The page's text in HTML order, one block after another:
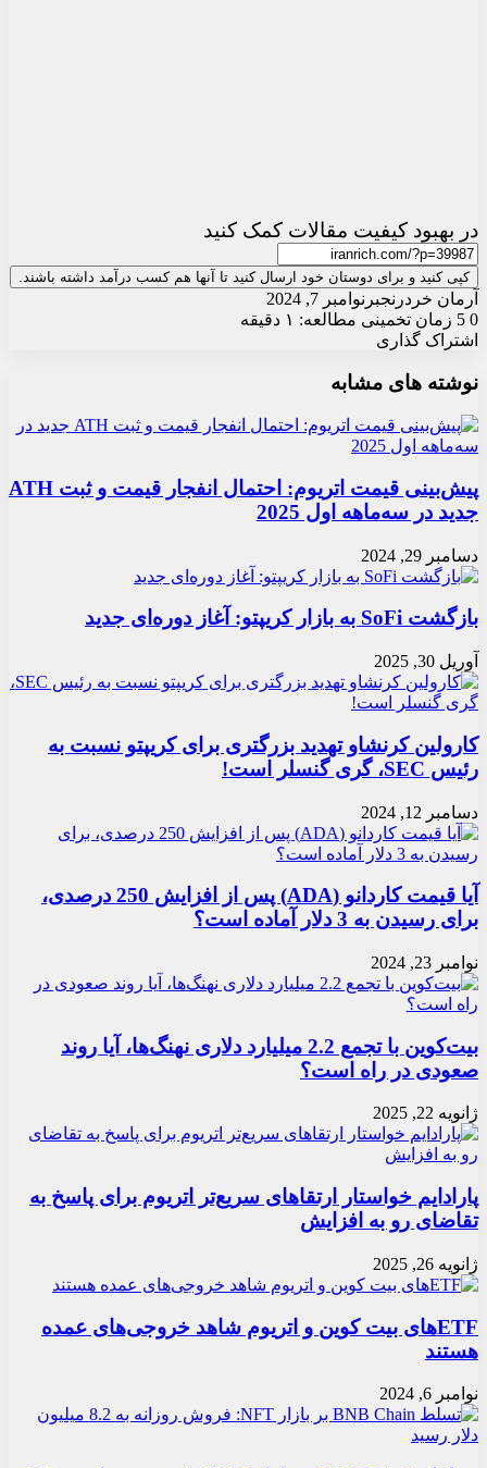
در بهبود کیفیت مقالات کمک کنید
کپی کنید و برای دوستان خود ارسال کنید تا آنها هم کسب درآمد داشته باشند.
آرمان خردرنجبر نوامبر 7, 2024
0
زمان تخمینی مطالعه: ۱ دقیقه
اشتراک گذاری
بوک
آپ
ایمیل
نوشته های مشابه
پیش‌بینی قیمت اتریوم: احتمال انفجار قیمت و ثبت ATH
جدید در سه‌ماهه اول 2025
دسامبر 29, 2024
بازگشت SoFi به بازار کریپتو: آغاز دوره‌ای جدید
آوریل 30, 2025
کارولین کرنشاو تهدید بزرگتری برای کریپتو نسبت به
رئیس SEC، گری گنسلر است!
دسامبر 12, 2024
آیا قیمت کاردانو (ADA) پس از افزایش 250 درصدی،
برای رسیدن به 3 دلار آماده است؟
نوامبر 23, 2024
بیت‌کوین با تجمع 2.2 میلیارد دلاری نهنگ‌ها، آیا روند
صعودی در راه است؟
ژانویه 22, 2025
پارادایم خواستار ارتقاهای سریع‌تر اتریوم برای پاسخ به
تقاضای رو به افزایش
ژانویه 26, 2025
ETFهای بیت کوین و اتریوم شاهد خروجی‌های عمده
هستند
نوامبر 6, 2024